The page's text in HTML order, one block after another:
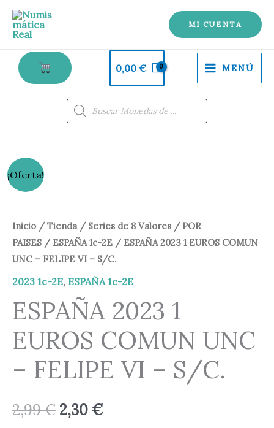
MI CUENTA
0,00 € MENÚ
Búsqueda
de
productos
¡Oferta!
Inicio /Tienda/ Series de 8 Valores / POR
PAISES / ESPAÑA 1c-2E / ESPAÑA 2023 1 EUROS COMUN
UNC – FELIPE VI – S/C.
2023 1c-2E, ESPAÑA 1c-2E
ESPAÑA 2023 1
EUROS COMUN UNC
– FELIPE VI – S/C.
2,99€
original
era:
2,99 €.
2,30€
actual
es:
2,30 €.
ESPAÑA
2023
EUROS
COMUN
UNC
-
VI
-
S/C.
cantidad
1
EUROS
UNC
cantidad